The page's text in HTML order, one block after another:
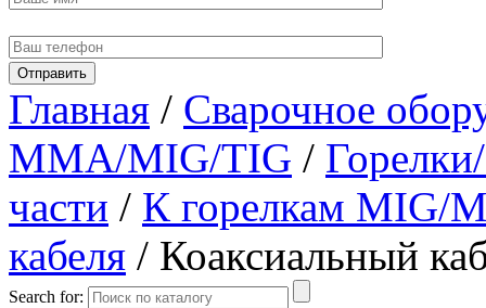
Главная / Сварочное
MMA/MIG/TIG /
части / К горелкам MIG/
кабеля / Коаксиальный
Search for: